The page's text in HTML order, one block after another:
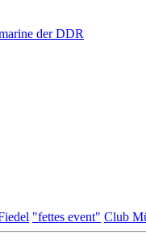
der DDR
"fettes event" Club